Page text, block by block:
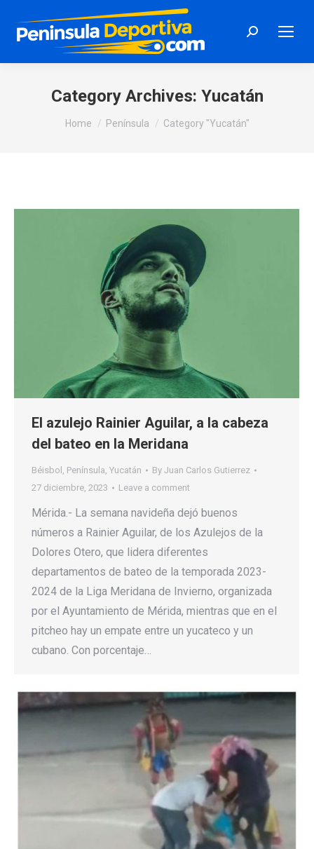
Search:
Category Archives: Yucatán
You are here:
Home Península Category "Yucatán"
El azulejo Rainier Aguilar, a la cabeza
del bateo en la Meridana
Béisbol , Península, Yucatán By Juan Carlos Gutierrez
27 diciembre, 2023
Leave a comment
Mérida.- La semana navideña dejó buenos
números a Rainier Aguilar, de los Azulejos de la
Dolores Otero, que lidera diferentes
departamentos de bateo de la temporada 2023-
2024 de la Liga Meridana de Invierno, organizada
por el Ayuntamiento de Mérida, mientras que en el
pitcheo hay un empate entre un yucateco y un
cubano. Con porcentaje…